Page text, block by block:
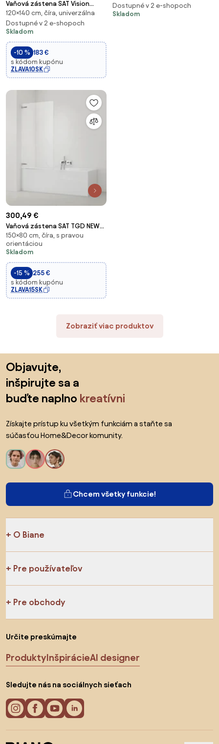
Vaňová zástena SAT Vision
140x120 cm brúsený rose gold
SATVZVI120RG
120×140 cm, číra, univerzálna
Dostupné v 2 e-shopoch
Skladom
-10 % 183 €
s kódom kupónu
ZLAVA10SK
Dostupné v 2 e-shopoch
Skladom
300,49 €
Vaňová zástena SAT TGD NEW
150x80 cm chróm
SATTGVZO150CRT
150×80 cm, číra, s pravou
orientáciou
Skladom
-15 % 255 €
s kódom kupónu
ZLAVA15SK
Zobraziť viac produktov
Objavujte,
inšpirujte sa a
buďte naplno kreatívni
Získajte prístup ku všetkým funkciám a staňte sa
súčasťou Home&Decor komunity.
Chcem všetky funkcie!
O Biane
Pre používateľov
Pre obchody
Určite preskúmajte
ProduktyInšpirácieAI designer
Sledujte nás na sociálnych sieťach